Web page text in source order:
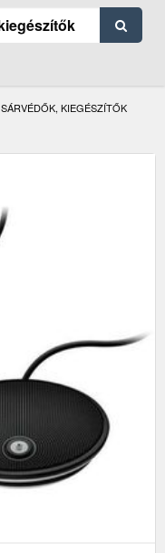
JELENLEGI:
SÁRVÉDŐK, KIEGÉSZÍTŐK